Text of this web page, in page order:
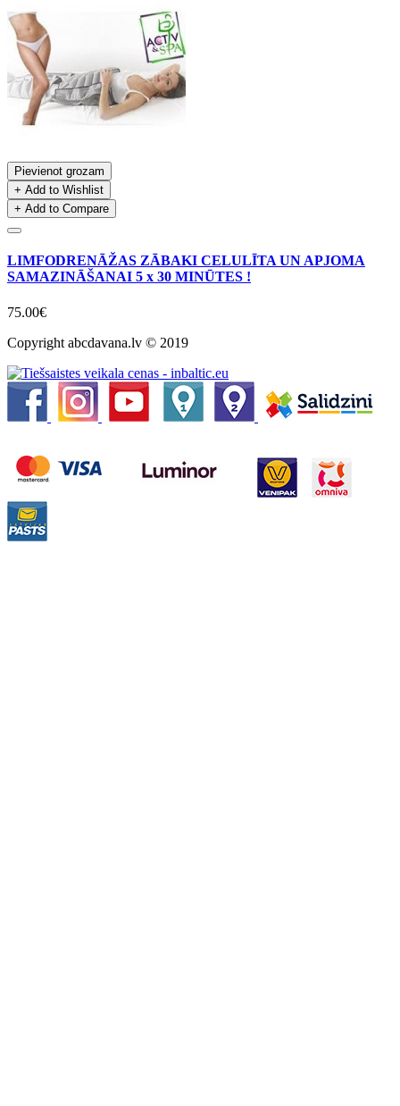
Pievienot grozam
+ Add to Wishlist
+ Add to Compare
LIMFODRENĀŽAS ZĀBAKI CELULĪTA UN APJOMA
SAMAZINĀŠANAI 5 x 30 MINŪTES !
75.00€
Copyright abcdavana.lv © 2019